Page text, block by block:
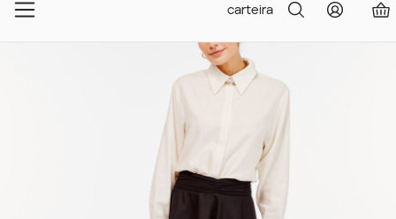
carteira